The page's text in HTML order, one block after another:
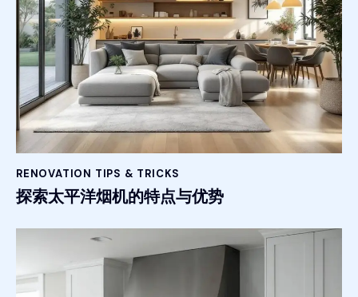
RENOVATION TIPS & TRICKS
探索太平洋烟机的特点与优势